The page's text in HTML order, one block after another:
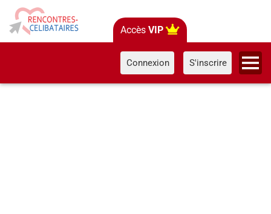
Accès VIP
Connexion S'inscrire